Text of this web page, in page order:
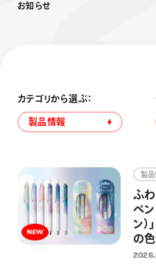
ブラッシュ（
その他
採用情報
運営会社
お知 らせ
カテゴリから選ぶ：
製品情報
製品
ふ
ペン
ン）
の
ン